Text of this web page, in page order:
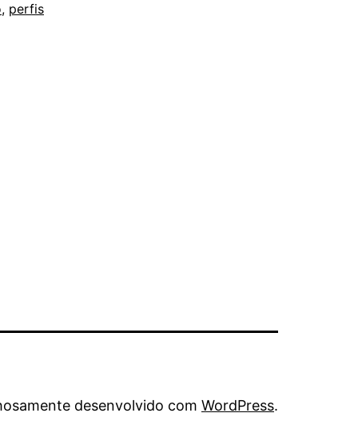
, perfis
desenvolvido com WordPress.